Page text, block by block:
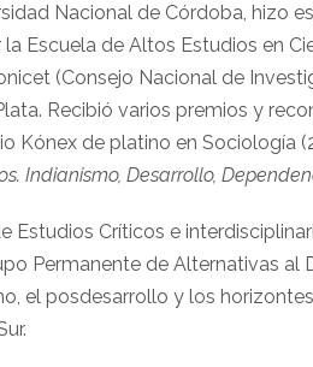
Nacional de Córdoba, hizo
Escuela de Altos Estudios en
(Consejo Nacional de
Recibió varios premios y
Kónex de platino en Sociologí­a
Indianismo, Desarrollo,
Estudios Crí­ticos e
Permanente de Alternativas
el posdesarrollo y los